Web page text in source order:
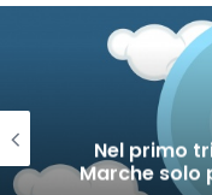
Nel primo
Marche solo